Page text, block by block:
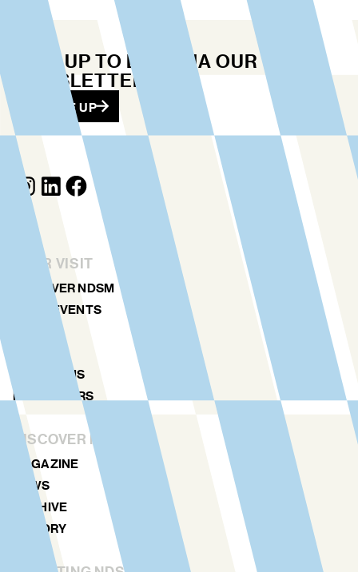
YOUR VISIT
DISCOVER NDSM
ART & EVENTS
AGENDA
LOCATIONS
NDSM TOURS
DISCOVER MORE
MAGAZINE
NEWS
ARCHIVE
HISTORY
STAY UP TO DATE VIA OUR
NEWSLETTER
SIGN ME UP